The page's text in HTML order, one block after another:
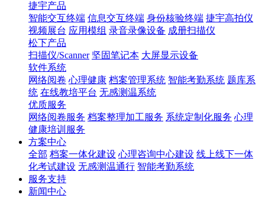
捷宇产品
智能交互终端 信息交互终端 身份核验终端 捷宇高拍仪
视频展台 应用模组 录音录像设备 成册扫描仪
松下产品
扫描仪/Scanner 坚固笔记本 大屏显示设备
软件系统
网络阅卷 心理健康 档案管理系统 智能考勤系统 题库系
统 在线教培平台 无感测温系统
优质服务
网络阅卷服务 档案整理加工服务 系统定制化服务 心理
健康培训服务
方案中心
全部 档案一体化建设 心理咨询中心建设 线上线下一体
化考试建设 无感测温通行 智能考勤系统
服务支持
新闻中心